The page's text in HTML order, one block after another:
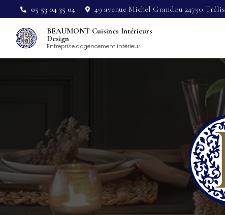
au
contenu
principal
05 53 04 35 04 49 avenue Michel Grandou 24750
BEAUMONT Cuisines Intérieurs
Design
Entreprise d'agencement intérieur